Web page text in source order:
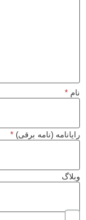
نام*
رایانامه (نامه برقی)*
وبلاگ